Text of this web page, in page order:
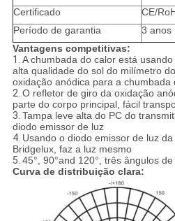
Certificado
CE/
Período de garantia
3 anos
Vantagens competitivas:
1. A chumbada do calor está
alta qualidade do sol do milímetro
oxidação anódica para a
2. O refletor de giro da oxidação
parte do corpo principal, fácil
3. Tampa leve alta do PC do
diodo emissor de luz
4. Usando o diodo emissor de luz
Bridgelux, faz a luz mesmo
5. 45°, 90°and 120°, três ângulos
Curva de distribuição clara: